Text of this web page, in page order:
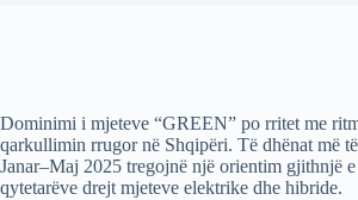
Dominimi i mjeteve “GREEN” po rritet me
qarkullimin rrugor në Shqipëri. Të dhënat më
Janar–Maj 2025 tregojnë një orientim gjithnjë
qytetarëve drejt mjeteve elektrike dhe hibride.